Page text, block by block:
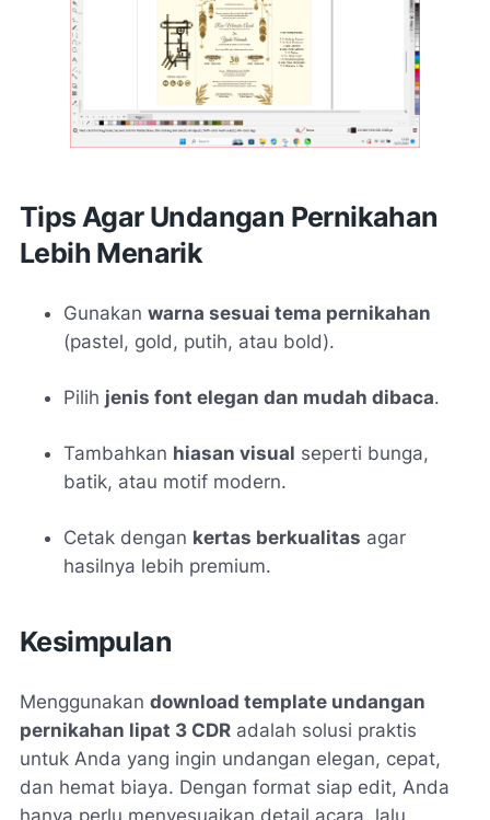
Tips Agar Undangan Pernikahan
Lebih Menarik
Gunakan warna sesuai tema pernikahan
(pastel, gold, putih, atau bold).
Pilih jenis font elegan dan mudah dibaca.
Tambahkan hiasan visual seperti bunga,
batik, atau motif modern.
Cetak dengan kertas berkualitas agar
hasilnya lebih premium.
Kesimpulan
Menggunakan download template undangan
pernikahan lipat 3 CDR adalah solusi praktis
untuk Anda yang ingin undangan elegan, cepat,
dan hemat biaya. Dengan format siap edit, Anda
hanya perlu menyesuaikan detail acara, lalu